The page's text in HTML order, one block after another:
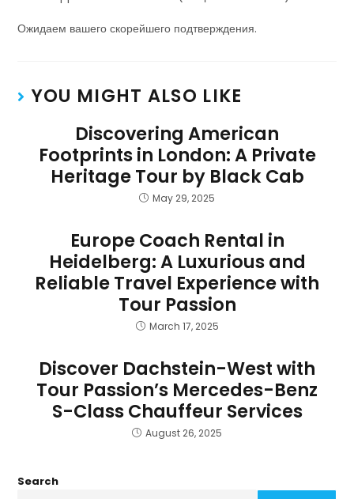
Ожидаем вашего скорейшего подтверждения.
YOU MIGHT ALSO LIKE
Discovering American
Footprints in London: A Private
Heritage Tour by Black Cab
May 29, 2025
Europe Coach Rental in
Heidelberg: A Luxurious and
Reliable Travel Experience with
Tour Passion
March 17, 2025
Discover Dachstein-West with
Tour Passion’s Mercedes-Benz
S-Class Chauffeur Services
August 26, 2025
Search